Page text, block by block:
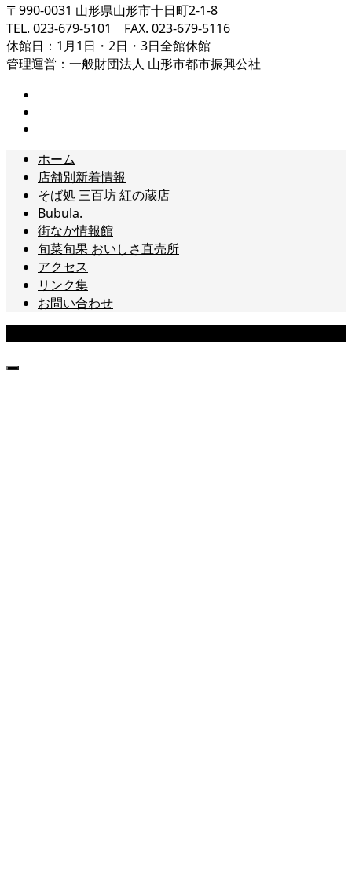
〒990-0031 山形県山形市十日町2-1-8
TEL. 023-679-5101 FAX. 023-679-5116
休館日：1月1日・2日・3日全館休館
管理運営：一般財団法人 山形市都市振興公社
ホーム
店舗別新着情報
そば処 三百坊 紅の蔵店
Bubula.
街なか情報館
旬菜旬果 おいしさ直売所
アクセス
リンク集
お問い合わせ